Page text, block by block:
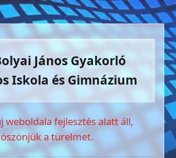
János Gyakorló
Iskola és Gimnázium
weboldala fejlesztés alatt áll,
a türelmet.